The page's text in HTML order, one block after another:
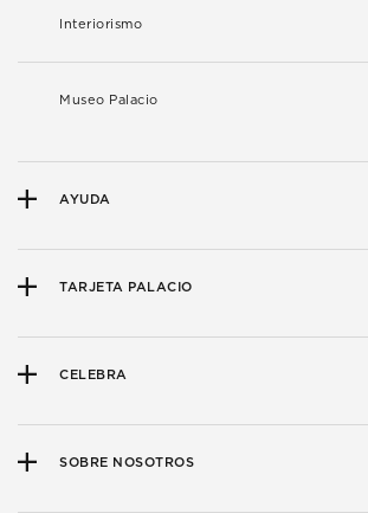
Interiorismo
Museo Palacio
AYUDA
TARJETA PALACIO
CELEBRA
SOBRE NOSOTROS